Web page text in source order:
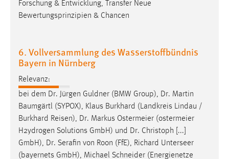
Forschung & Entwicklung, Transfer Neue
Bewertungsprinzipien & Chancen
6. Vollversammlung des Wasserstoffbündnis
Bayern in Nürnberg
Relevanz:
bei dem Dr. Jürgen Guldner (BMW Group), Dr. Martin
Baumgärtl (SYPOX), Klaus Burkhard (Landkreis Lindau /
Burkhard Reisen), Dr. Markus Ostermeier (ostermeier
H2ydrogen Solutions GmbH) und Dr. Christoph [...]
GmbH), Dr. Serafin von Roon (FfE), Richard Unterseer
(bayernets GmbH), Michael Schneider (Energienetze
Name:
Anbieter:
Facebook
Zweck: